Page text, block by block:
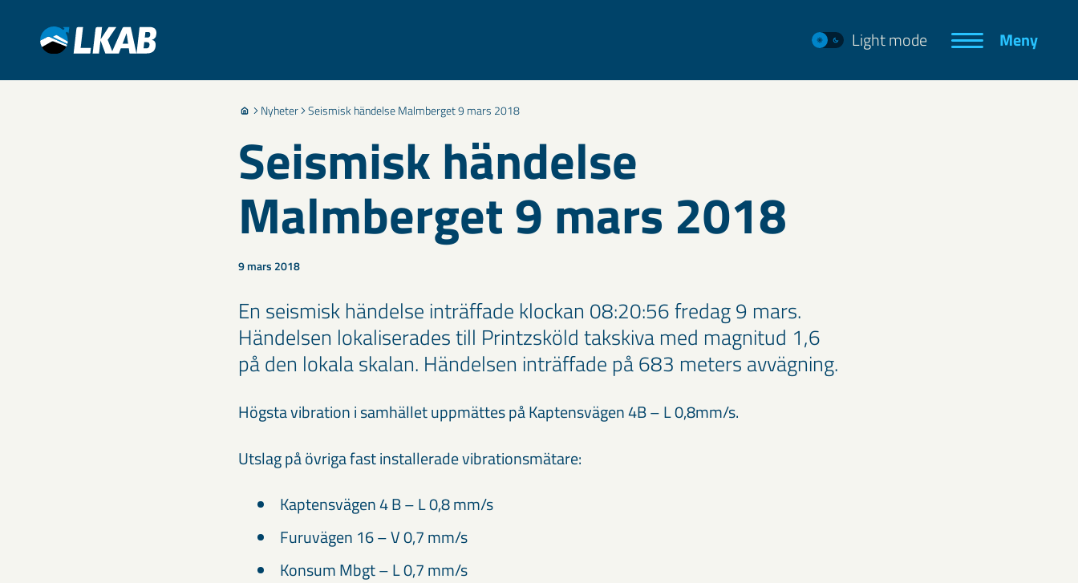
Light mode Meny
Nyheter Seismisk händelse Malmberget 9 mars 2018
Seismisk händelse
Malmberget 9 mars 2018
9 mars 2018
En seismisk händelse inträffade klockan 08:20:56 fredag 9 mars.
Händelsen lokaliserades till Printzsköld takskiva med magnitud 1,6
på den lokala skalan. Händelsen inträffade på 683 meters avvägning.
Högsta vibration i samhället uppmättes på Kaptensvägen 4B – L 0,8mm/s.
Utslag på övriga fast installerade vibrationsmätare:
Kaptensvägen 4 B – L 0,8 mm/s
Furuvägen 16 – V 0,7 mm/s
Konsum Mbgt – L 0,7 mm/s